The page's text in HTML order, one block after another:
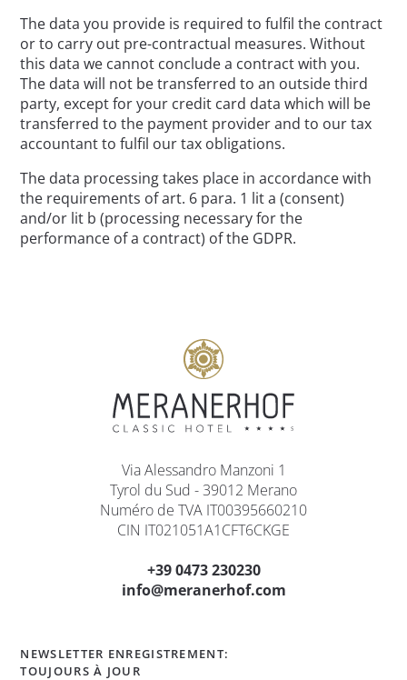
The data you provide is required to fulfil the contract
or to carry out pre-contractual measures. Without
this data we cannot conclude a contract with you.
The data will not be transferred to an outside third
party, except for your credit card data which will be
transferred to the payment provider and to our tax
accountant to fulfil our tax obligations.
The data processing takes place in accordance with
the requirements of art. 6 para. 1 lit a (consent)
and/or lit b (processing necessary for the
performance of a contract) of the GDPR.
Via Alessandro Manzoni 1
Tyrol du Sud - 39012 Merano
Numéro de TVA IT00395660210
CIN IT021051A1CFT6CKGE
+39 0473 230230
info@meranerhof.com
NEWSLETTER ENREGISTREMENT:
TOUJOURS À JOUR